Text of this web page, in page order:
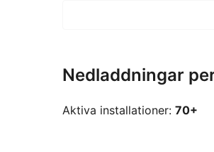
Nedladdningar
Aktiva installationer: 70+